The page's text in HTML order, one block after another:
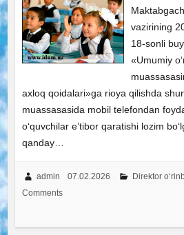
vazirining
18-sonli
«Umumiy
axloq qoidalari»ga rioya qilishda
muassasasida mobil telefondan
o‘quvchilar e’tibor qaratishi lozim
qanday…
admin 07.02.2026 Direktor
Comments